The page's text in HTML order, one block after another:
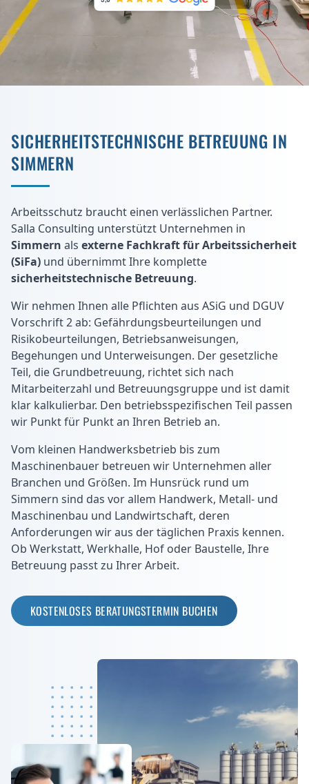
SICHERHEITSTECHNISCHE BETREUUNG IN
SIMMERN
Arbeitsschutz braucht einen verlässlichen Partner.
Salla Consulting unterstützt Unternehmen in
Simmern als externe Fachkraft für Arbeitssicherheit
(SiFa) und übernimmt Ihre komplette
sicherheitstechnische Betreuung.
Wir nehmen Ihnen alle Pflichten aus ASiG und DGUV
Vorschrift 2 ab: Gefährdungsbeurteilungen und
Risikobeurteilungen, Betriebsanweisungen,
Begehungen und Unterweisungen. Der gesetzliche
Teil, die Grundbetreuung, richtet sich nach
Mitarbeiterzahl und Betreuungsgruppe und ist damit
klar kalkulierbar. Den betriebsspezifischen Teil passen
wir Punkt für Punkt an Ihren Betrieb an.
Vom kleinen Handwerksbetrieb bis zum
Maschinenbauer betreuen wir Unternehmen aller
Branchen und Größen. Im Hunsrück rund um
Simmern sind das vor allem Handwerk, Metall- und
Maschinenbau und Landwirtschaft, deren
Anforderungen wir aus der täglichen Praxis kennen.
Ob Werkstatt, Werkhalle, Hof oder Baustelle, Ihre
Betreuung passt zu Ihrer Arbeit.
KOSTENLOSES BERATUNGSTERMIN BUCHEN